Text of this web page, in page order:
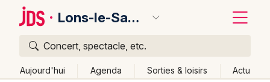
Lons-le-Saunier
Concert, spectacle, etc.
Aujourd'hui Agenda Sorties & loisirs Actu
Quoi ?